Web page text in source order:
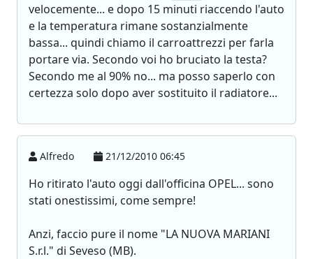
velocemente... e dopo 15 minuti riaccendo l'auto
e la temperatura rimane sostanzialmente
bassa... quindi chiamo il carroattrezzi per farla
portare via. Secondo voi ho bruciato la testa?
Secondo me al 90% no... ma posso saperlo con
certezza solo dopo aver sostituito il radiatore...
Alfredo 21/12/2010 06:45
Ho ritirato l'auto oggi dall'officina OPEL... sono
stati onestissimi, come sempre!
Anzi, faccio pure il nome "LA NUOVA MARIANI
S.r.l." di Seveso (MB).